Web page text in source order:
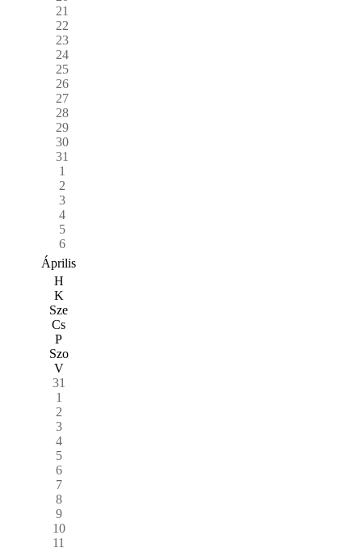
21
22
23
24
25
26
27
28
29
30
31
1
2
3
4
5
6
Április
H
K
Sze
Cs
P
Szo
V
31
1
2
3
4
5
6
7
8
9
10
11